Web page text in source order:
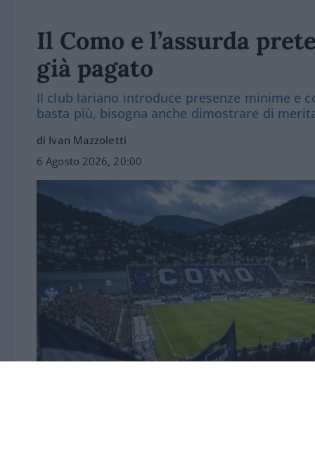
Il Como e l’assurda
già pagato
Il club lariano introduce presenze minime e
basta più, bisogna anche dimostrare di
di Ivan Mazzoletti
6 Agosto 2026, 20:00